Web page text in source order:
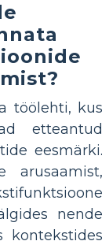
töölehti, kus
etteantud
eesmärki.
arusaamist,
nende
kontekstides